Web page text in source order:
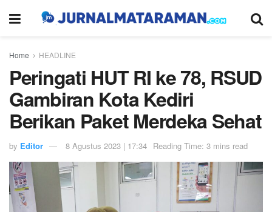
Home HEADLINE
Peringati HUT RI ke 78, RSUD
Gambiran Kota Kediri
Berikan Paket Merdeka Sehat
by Editor 8 Agustus 2023 | 17:34 Reading Time: 3 mins read